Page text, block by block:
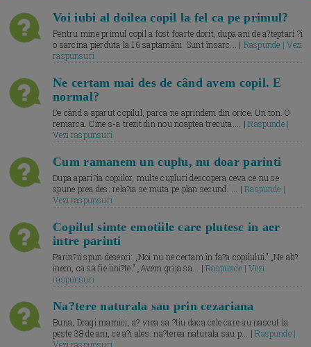
Voi iubi al doilea copil la fel ca pe primul?
Pentru mine primul copil a fost foarte dorit, dupa ani de a?teptari ?i
o sarcina pierduta la 16 saptamâni. Sunt însarc... | Raspunde | Vezi
raspunsuri
Ne certam mai des de când avem copil. E
normal?
De când a aparut copilul, parca ne aprindem din orice. Un ton. O
remarca. Cine s-a trezit din nou noaptea trecuta.... |Raspunde |
Vezi raspunsuri
Cum ramanem un cuplu, nu doar parinti
Dupa apari?ia copiilor, multe cupluri descopera ceva ce nu se
spune prea des: rela?ia se muta pe plan secund. ... |Raspunde |
Vezi raspunsuri
Copilul simte emotiile care plutesc in aer
intre parinti
Parin?ii spun deseori: „Noi nu ne certam în fa?a copilului.” „Ne ab?
inem, ca sa fie lini?te.” „Avem grija sa... |Raspunde | Vezi
raspunsuri
Na?tere naturala sau prin cezariana
Buna, Dragi mamici, a? vrea sa ?tiu daca cele care au nascut la
peste 38 de ani, ce a?i ales: na?terea naturala sau p... |Raspunde |
Vezi raspunsuri